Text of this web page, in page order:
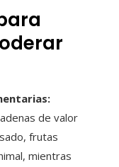
de valor
frutas
mientras